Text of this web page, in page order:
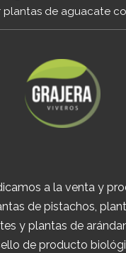
plantas de aguacate
a la venta y
de pistachos,
y plantas de
de producto